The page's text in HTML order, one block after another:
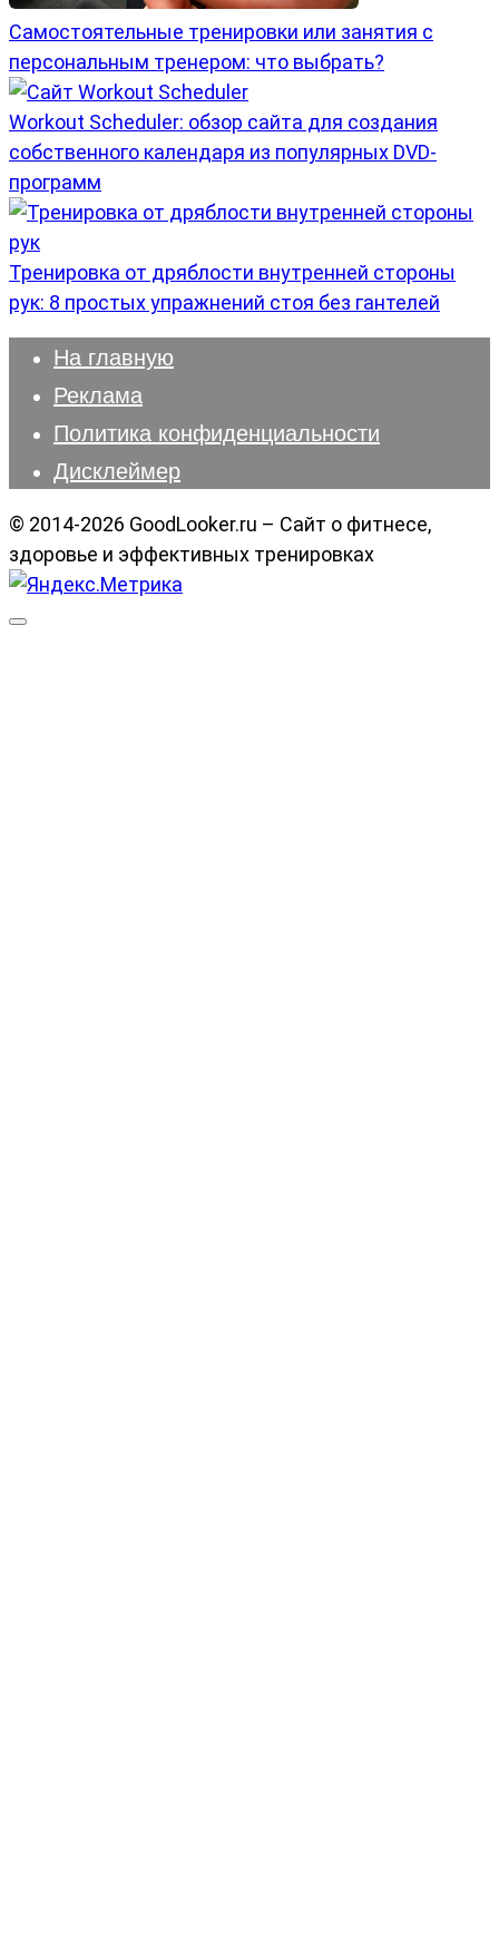
Самостоятельные тренировки или занятия с
персональным тренером: что выбрать?
Workout Scheduler: обзор сайта для создания
собственного календаря из популярных DVD-
программ
Тренировка от дряблости внутренней стороны
рук: 8 простых упражнений стоя без гантелей
На главную
Реклама
Политика конфиденциальности
Дисклеймер
© 2014-2026 GoodLooker.ru – Сайт о фитнесе,
здоровье и эффективных тренировках